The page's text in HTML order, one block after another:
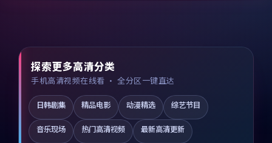
探索更多高清分类
手机高清视频在线看 · 全分区一键直达
日韩剧集 精品电影 动漫精选 综艺节目
音乐现场 热门高清视频 最新高清更新